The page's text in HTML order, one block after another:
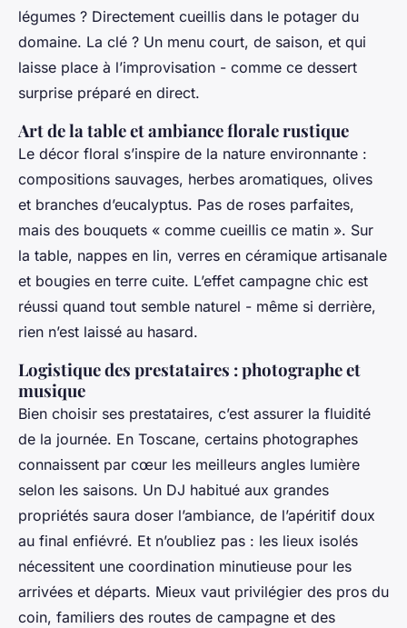
légumes ? Directement cueillis dans le potager du
domaine. La clé ? Un menu court, de saison, et qui
laisse place à l’improvisation - comme ce dessert
surprise préparé en direct.
Art de la table et ambiance florale rustique
Le décor floral s’inspire de la nature environnante :
compositions sauvages, herbes aromatiques, olives
et branches d’eucalyptus. Pas de roses parfaites,
mais des bouquets « comme cueillis ce matin ». Sur
la table, nappes en lin, verres en céramique artisanale
et bougies en terre cuite. L’effet campagne chic est
réussi quand tout semble naturel - même si derrière,
rien n’est laissé au hasard.
Logistique des prestataires : photographe et
musique
Bien choisir ses prestataires, c’est assurer la fluidité
de la journée. En Toscane, certains photographes
connaissent par cœur les meilleurs angles lumière
selon les saisons. Un DJ habitué aux grandes
propriétés saura doser l’ambiance, de l’apéritif doux
au final enfiévré. Et n’oubliez pas : les lieux isolés
nécessitent une coordination minutieuse pour les
arrivées et départs. Mieux vaut privilégier des pros du
coin, familiers des routes de campagne et des